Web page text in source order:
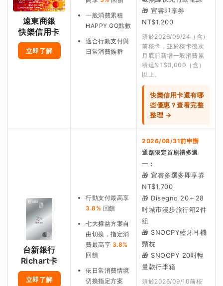
遠東商銀
快樂信用卡
立即了解
一般消費累積
HAPPY GO點數
適合行動支付與
日常消費族群
🎁 宜睿即享券
NT$1,200
須於2026/09/24（含）
前核卡，並於核卡後次
月底前新增一般消費累
積達NT$3,000（含）
以上。
快樂信用卡還有哪
些優惠？查看完整
整理 →
台新銀行
Richart卡
立即了解
行動支付最高享
3.8% 回饋
七大權益方案自
由切換，指定消
費最高享 3.8%
回饋
依日常消費情境
切換指定方案
2026/08/31前申辦
通路限定首刷禮多選
一：
🎁 宜睿多選多即享券
NT$1,700
🎁 Disegno 20＋28
吋城市漫步旅行箱2件
組
🎁 SNOOPY藍牙耳機
頸枕
🎁 SNOOPY 20吋輕
量款行李箱
須於2026/09/10前核